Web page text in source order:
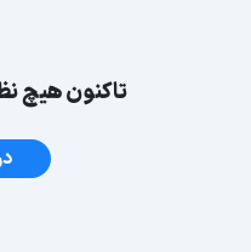
تاکنون هیچ